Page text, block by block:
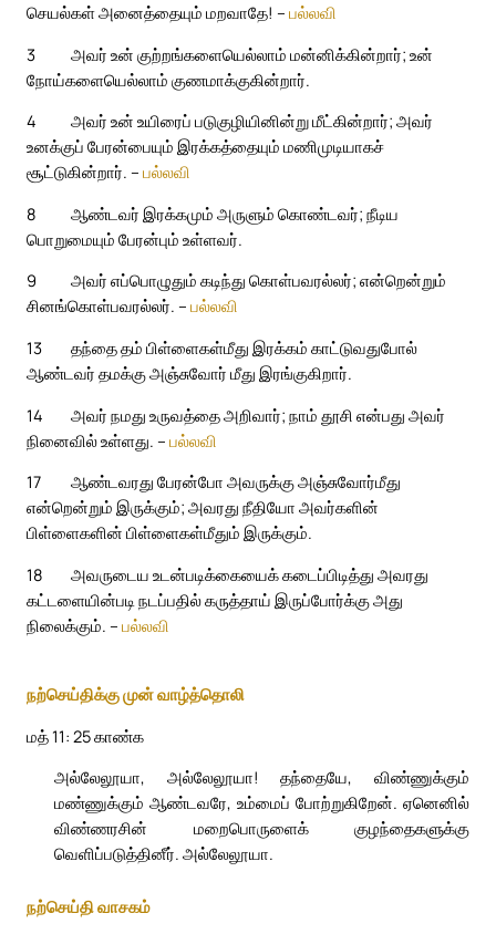
செயல்கள் அனைத்தையும் மறவாதே! – பல்லவி
3
அவர் உன் குற்றங்களையெல்லாம் மன்னிக்கின்றார்; உன்
நோய்களையெல்லாம் குணமாக்குகின்றார்.
4
அவர் உன் உயிரைப் படுகுழியினின்று மீட்கின்றார்; அவர்
உனக்குப் பேரன்பையும் இரக்கத்தையும் மணிமுடியாகச்
சூட்டுகின்றார். – பல்லவி
8
ஆண்டவர் இரக்கமும் அருளும் கொண்டவர்; நீடிய
பொறுமையும் பேரன்பும் உள்ளவர்.
9
அவர் எப்பொழுதும் கடிந்து கொள்பவரல்லர்; என்றென்றும்
சினங்கொள்பவரல்லர். – பல்லவி
13
தந்தை தம் பிள்ளைகள்மீது இரக்கம் காட்டுவதுபோல்
ஆண்டவர் தமக்கு அஞ்சுவோர் மீது இரங்குகிறார்.
14
அவர் நமது உருவத்தை அறிவார்; நாம் தூசி என்பது அவர்
நினைவில் உள்ளது. – பல்லவி
17
ஆண்டவரது பேரன்போ அவருக்கு அஞ்சுவோர்மீது
என்றென்றும் இருக்கும்; அவரது நீதியோ அவர்களின்
பிள்ளைகளின் பிள்ளைகள்மீதும் இருக்கும்.
18
அவருடைய உடன்படிக்கையைக் கடைப்பிடித்து அவரது
கட்டளையின்படி நடப்பதில் கருத்தாய் இருப்போர்க்கு அது
நிலைக்கும். – பல்லவி
நற்செய்திக்கு முன் வாழ்த்தொலி
மத் 11: 25 காண்க
அல்லேலூயா, அல்லேலூயா! தந்தையே, விண்ணுக்கும்
மண்ணுக்கும் ஆண்டவரே, உம்மைப் போற்றுகிறேன். ஏனெனில்
விண்ணரசின் மறைபொருளைக் குழந்தைகளுக்கு
வெளிப்படுத்தினீர். அல்லேலூயா.
நற்செய்தி வாசகம்